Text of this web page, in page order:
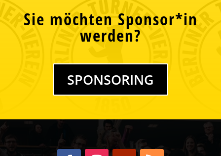
Sie möchten Sponsor*in
werden?
SPONSORING